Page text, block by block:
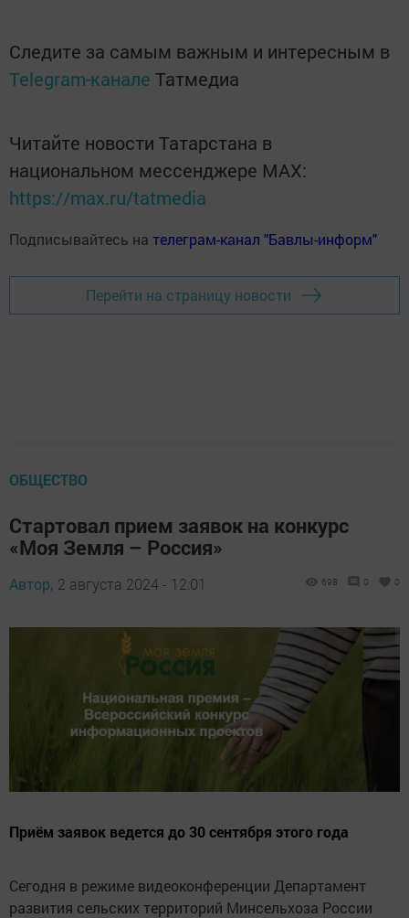
Следите за самым важным и интересным в
Telegram-канале Татмедиа
Читайте новости Татарстана в
национальном мессенджере MАХ:
https://max.ru/tatmedia
Подписывайтесь на телеграм-канал "Бавлы-информ"
Перейти на страницу новости
ОБЩЕСТВО
Стартовал прием заявок на конкурс
«Моя Земля – Россия»
Автор, 2 августа 2024 - 12:01 698 0 0
Приём заявок ведется до 30 сентября этого года
Сегодня в режиме видеоконференции Департамент
развития сельских территорий Минсельхоза России